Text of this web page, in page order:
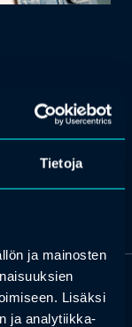
Tietoja
ja mainosten
Lisäksi
ja analytiikka-
ICOM -